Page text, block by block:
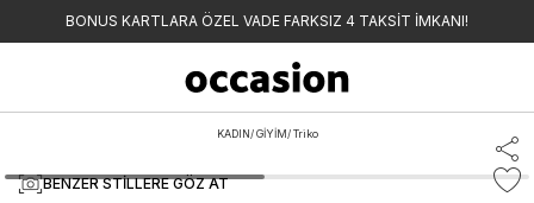
BONUS KARTLARA ÖZEL VADE FARKSIZ 4 TAKSİT İMKANI!
KADIN/ GİYİM/ Triko
BENZER STILLERE GÖZ AT